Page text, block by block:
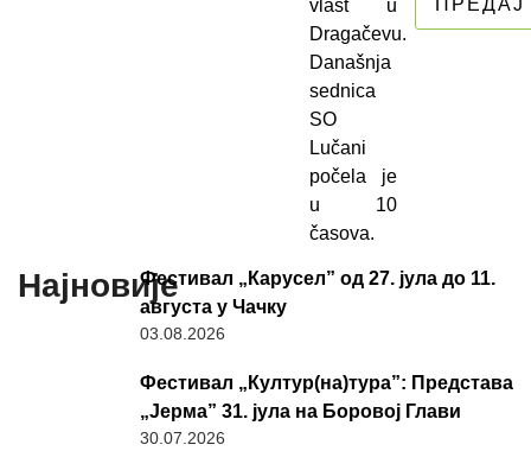
vlast u
Dragačevu.
Današnja
sednica
SO
Lučani
počela je
u 10
časova.
НајновијеФестивал „Карусел” од 27. јула до 11.
августа у Чачку
03.08.2026
Фестивал „Култур(на)тура”: Представа
„Јерма” 31. јула на Боровој Глави
30.07.2026